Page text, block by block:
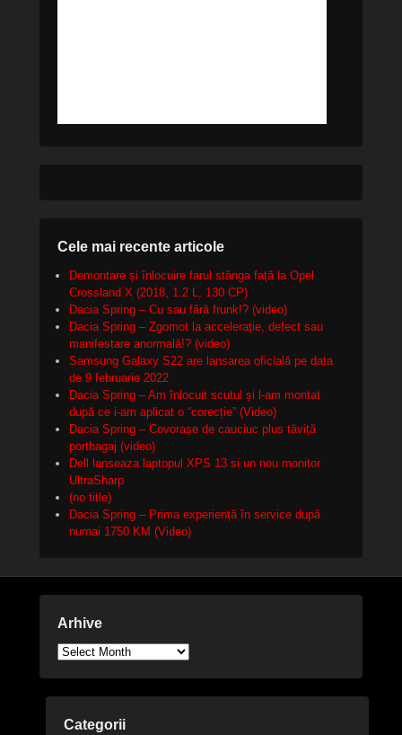
Cele mai recente articole
Demontare și înlocuire farul stânga față la Opel
Crossland X (2018, 1.2 L, 130 CP)
Dacia Spring – Cu sau fără frunk!? (video)
Dacia Spring – Zgomot la accelerație, defect sau
manifestare anormală!? (video)
Samsung Galaxy S22 are lansarea oficială pe data
de 9 februarie 2022
Dacia Spring – Am înlocuit scutul și l-am montat
după ce i-am aplicat o “corecție” (Video)
Dacia Spring – Covorașe de cauciuc plus tăviță
portbagaj (video)
Dell lanseaza laptopul XPS 13 si un nou monitor
UltraSharp
(no title)
Dacia Spring – Prima experiență în service după
numai 1750 KM (Video)
Arhive
Arhive
Categorii